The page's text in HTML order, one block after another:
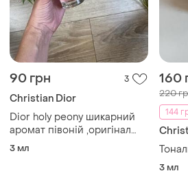
90 грн 3
Christian Dior
Dior holy peony шикарний
аромат півоній ,оригінал
розпив
3 мл
160
220
144
3 мл